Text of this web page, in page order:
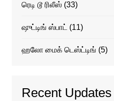
ரெடி டூ ரிலீஸ்(33)
ஷுட்டிங் ஸ்பாட்(11)
ஹலோ மைக் டெஸ்ட்டிங் (5)
Recent Updates